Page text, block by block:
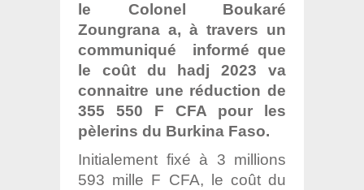
le Colonel Boukaré
Zoungrana a, à travers un
communiqué informé que
le coût du hadj 2023 va
connaitre une réduction de
355 550 F CFA pour les
pèlerins du Burkina Faso.
Initialement fixé à 3 millions
593 mille F CFA, le coût du